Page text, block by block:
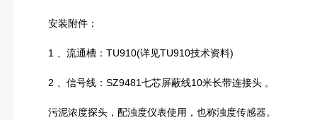
安装附件：
1 、流通槽：TU910(详见TU910技术资料)
2 、信号线：SZ9481七芯屏蔽线10米长带连接头 。
污泥浓度探头，配浊度仪表使用，也称浊度传感器。